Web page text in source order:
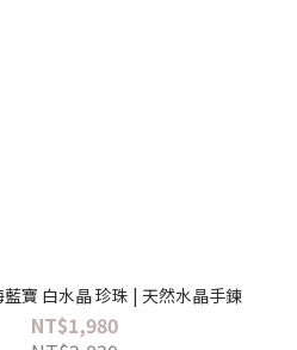
寶 白水晶 珍珠 | 天然水晶手鍊
NT$1,980